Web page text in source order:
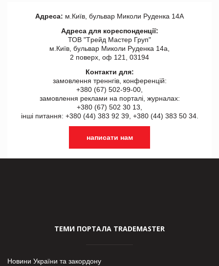
Адреса: м.Київ, бульвар Миколи Руденка 14А
Адреса для кореспонденції:
ТОВ "Tрейд Мастер Груп"
м.Київ, бульвар Миколи Руденка 14а,
2 поверх, оф 121, 03194
Контакти для:
замовлення треннгів, конференцій:
+380 (67) 502-99-00,
замовлення реклами на порталі, журналах:
+380 (67) 502 30 13,
інші питання: +380 (44) 383 92 39, +380 (44) 383 50 34.
написати нам
ТЕМИ ПОРТАЛА TRADEMASTER
Новини України та закордону